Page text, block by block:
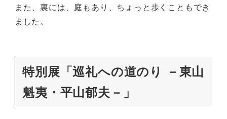
また、裏には、庭もあり、ちょっと歩くこともでき
ました。
特別展「巡礼への道のり －東山
魁夷・平山郁夫－」